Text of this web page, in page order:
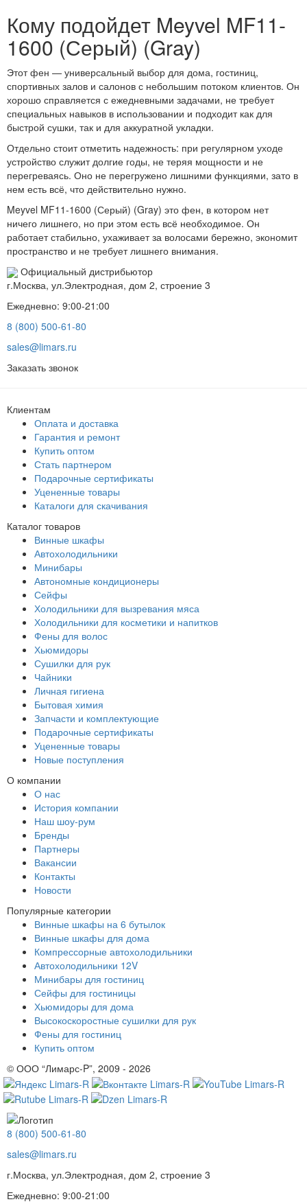
Кому подойдет Meyvel MF11-
1600 (Серый) (Gray)
Этот фен — универсальный выбор для дома, гостиниц,
спортивных залов и салонов с небольшим потоком клиентов. Он
хорошо справляется с ежедневными задачами, не требует
специальных навыков в использовании и подходит как для
быстрой сушки, так и для аккуратной укладки.
Отдельно стоит отметить надежность: при регулярном уходе
устройство служит долгие годы, не теряя мощности и не
перегреваясь. Оно не перегружено лишними функциями, зато в
нем есть всё, что действительно нужно.
Meyvel MF11-1600 (Серый) (Gray) это фен, в котором нет
ничего лишнего, но при этом есть всё необходимое. Он
работает стабильно, ухаживает за волосами бережно, экономит
пространство и не требует лишнего внимания.
Официальный дистрибьютор
г.Москва, ул.Электродная, дом 2, строение 3
Ежедневно: 9:00-21:00
8 (800) 500-61-80
sales@limars.ru
Заказать звонок
Клиентам
Оплата и доставка
Гарантия и ремонт
Купить оптом
Стать партнером
Подарочные сертификаты
Уцененные товары
Каталоги для скачивания
Каталог товаров
Винные шкафы
Автохолодильники
Минибары
Автономные кондиционеры
Сейфы
Холодильники для вызревания мяса
Холодильники для косметики и напитков
Фены для волос
Хьюмидоры
Сушилки для рук
Чайники
Личная гигиена
Бытовая химия
Запчасти и комплектующие
Подарочные сертификаты
Уцененные товары
Новые поступления
О компании
О нас
История компании
Наш шоу-рум
Бренды
Партнеры
Вакансии
Контакты
Новости
Популярные категории
Винные шкафы на 6 бутылок
Винные шкафы для дома
Компрессорные автохолодильники
Автохолодильники 12V
Минибары для гостиниц
Сейфы для гостиницы
Хьюмидоры для дома
Высокоскоростные сушилки для рук
Фены для гостиниц
Купить оптом
© ООО “Лимарс-P”, 2009 - 2026
8 (800) 500-61-80
sales@limars.ru
г.Москва, ул.Электродная, дом 2, строение 3
Ежедневно: 9:00-21:00